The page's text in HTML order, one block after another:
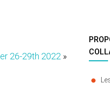
26-29th 2022 »